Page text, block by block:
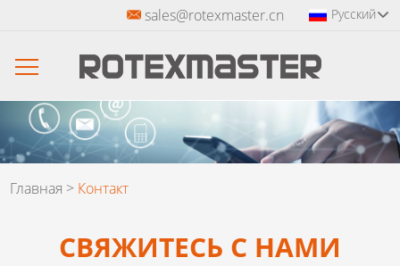
sales@rotexmaster.cn Русский
Главная > Контакт
СВЯЖИТЕСЬ С НАМИ